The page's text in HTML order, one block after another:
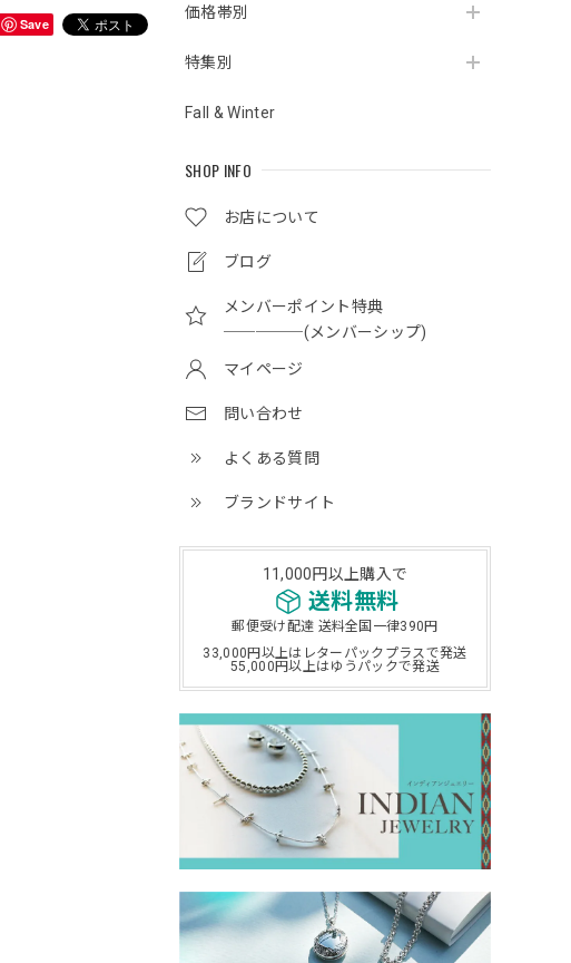
価格帯別
特集別
Fall & Winter
SHOP INFO
お店について
ブログ
メンバーポイント特典
─────(メンバーシップ)
マイページ
問い合わせ
よくある質問
ブランドサイト
11,000円以上購入で
送料無料
郵便受け配達 送料全国一律390円
33,000円以上はレターパックプラスで発送
55,000円以上はゆうパックで発送
Save